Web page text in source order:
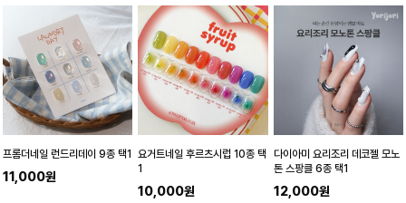
프롬더네일 런드리데이 9종 택1
11,000원
요거트네일 후르츠시럽 10종 택
1
10,000원
다이아미 요리조리 데코젤 모노
톤 스팡클 6종 택1
12,000원